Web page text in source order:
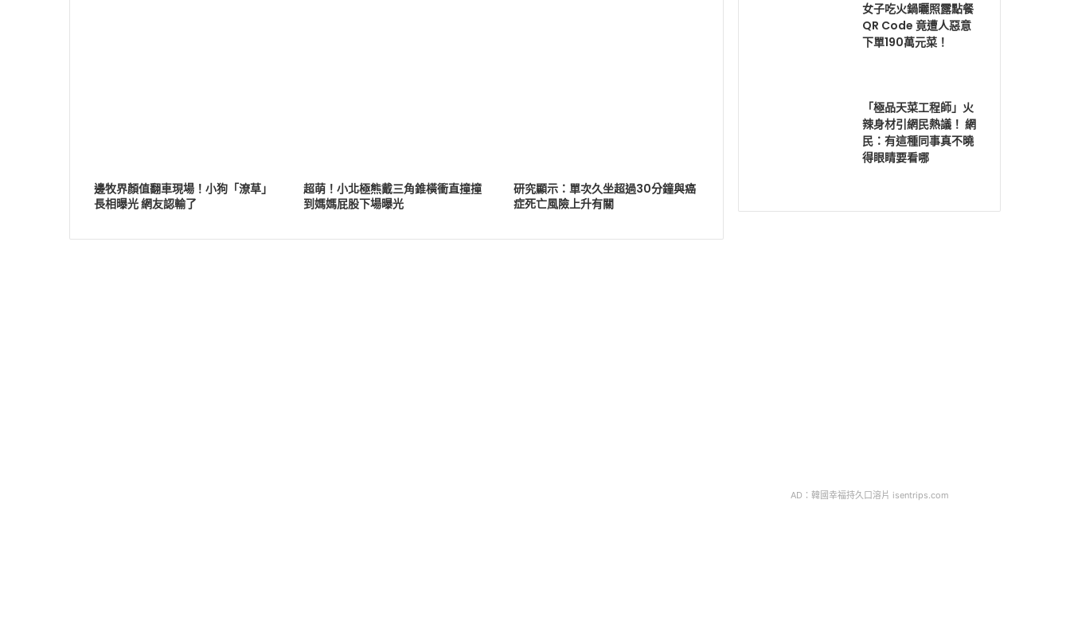
邊牧界顏值翻車現場！小狗「潦草」
長相曝光 網友認輸了
超萌！小北極熊戴三角錐橫衝直撞撞
到媽媽屁股下場曝光
研究顯示：單次久坐超過30分鐘與癌
症死亡風險上升有關
女子吃火鍋曬照露點餐
QR Code 竟遭人惡意
下單190萬元菜！
「極品天菜工程師」火
辣身材引網民熱議！ 網
民：有這種同事真不曉
得眼睛要看哪
AD：韓國幸福持久口溶片 isentrips.com